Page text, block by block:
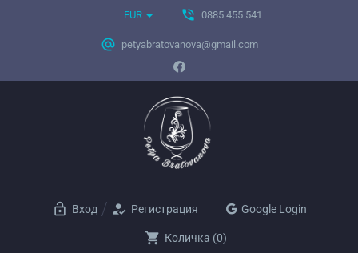
EUR phone_in_talk 0885 455 541
alternate_email petyabratovanova@gmail.com
lock_open Вход how_to_reg Регистрация Google Login
shopping_cart Количка (0)